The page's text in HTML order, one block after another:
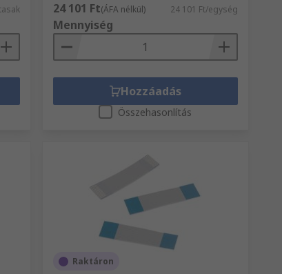
24 101 Ft(ÁFA nélkül) 24 101 Ft/egység
Mennyiség
Hozzáadás
Összehasonlítás
Raktáron